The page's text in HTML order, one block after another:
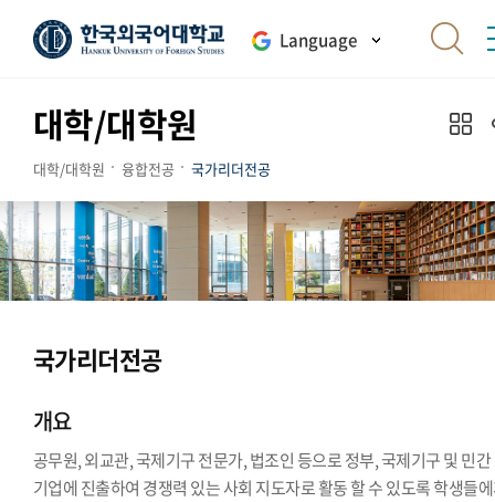
Language
대학/대학원
대학/대학원 융합전공 국가리더전공
국가리더전공
개요
공무원, 외교관, 국제기구 전문가, 법조인 등으로 정부, 국제기구 및 민간
기업에 진출하여 경쟁력 있는 사회 지도자로 활동 할 수 있도록 학생들